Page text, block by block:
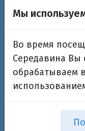
Мы
Во время
Середавина Вы
обрабатываем